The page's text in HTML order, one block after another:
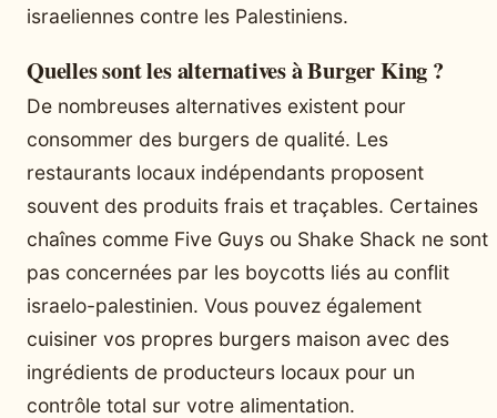
israeliennes contre les Palestiniens.
Quelles sont les alternatives à Burger King ?
De nombreuses alternatives existent pour
consommer des burgers de qualité. Les
restaurants locaux indépendants proposent
souvent des produits frais et traçables. Certaines
chaînes comme Five Guys ou Shake Shack ne sont
pas concernées par les boycotts liés au conflit
israelo-palestinien. Vous pouvez également
cuisiner vos propres burgers maison avec des
ingrédients de producteurs locaux pour un
contrôle total sur votre alimentation.